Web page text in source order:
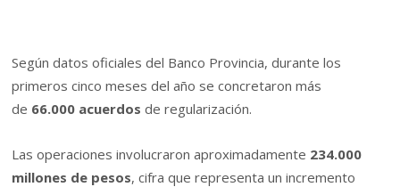
Según datos oficiales del Banco Provincia, durante los
primeros cinco meses del año se concretaron más
de 66.000 acuerdos de regularización.
Las operaciones involucraron aproximadamente 234.000
millones de pesos, cifra que representa un incremento